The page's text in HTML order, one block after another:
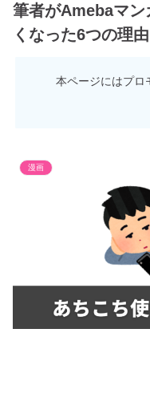
筆者がAmebaマン
くなった6つの理由
本ページにはプロ
漫画